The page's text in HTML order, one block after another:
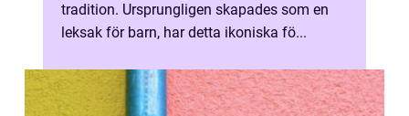
tradition. Ursprungligen skapades som en
leksak för barn, har detta ikoniska fö...